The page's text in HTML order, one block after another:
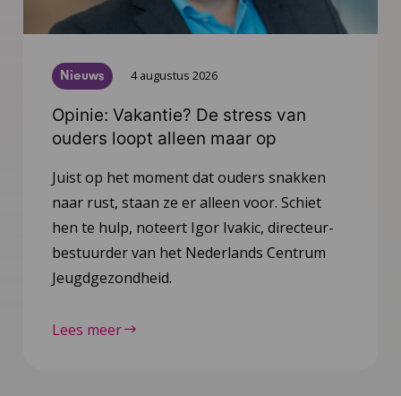
Nieuws 4 augustus 2026
Opinie: Vakantie? De stress van
ouders loopt alleen maar op
Juist op het moment dat ouders snakken
naar rust, staan ze er alleen voor. Schiet
hen te hulp, noteert Igor Ivakic, directeur-
bestuurder van het Nederlands Centrum
Jeugdgezondheid.
Lees meer